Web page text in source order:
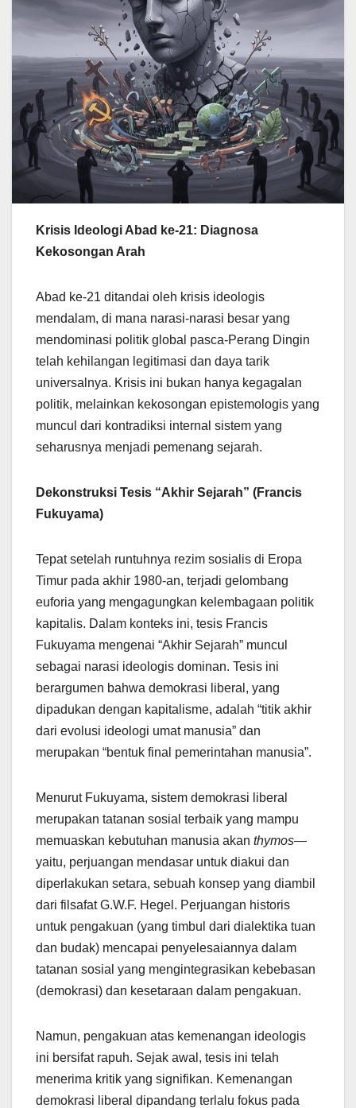
Krisis Ideologi Abad ke-21: Diagnosa
Kekosongan Arah
Abad ke-21 ditandai oleh krisis ideologis
mendalam, di mana narasi-narasi besar yang
mendominasi politik global pasca-Perang Dingin
telah kehilangan legitimasi dan daya tarik
universalnya. Krisis ini bukan hanya kegagalan
politik, melainkan kekosongan epistemologis yang
muncul dari kontradiksi internal sistem yang
seharusnya menjadi pemenang sejarah.
Dekonstruksi Tesis “Akhir Sejarah” (Francis
Fukuyama)
Tepat setelah runtuhnya rezim sosialis di Eropa
Timur pada akhir 1980-an, terjadi gelombang
euforia yang mengagungkan kelembagaan politik
kapitalis. Dalam konteks ini, tesis Francis
Fukuyama mengenai “Akhir Sejarah” muncul
sebagai narasi ideologis dominan. Tesis ini
berargumen bahwa demokrasi liberal, yang
dipadukan dengan kapitalisme, adalah “titik akhir
dari evolusi ideologi umat manusia” dan
merupakan “bentuk final pemerintahan manusia”.
Menurut Fukuyama, sistem demokrasi liberal
merupakan tatanan sosial terbaik yang mampu
memuaskan kebutuhan manusia akan thymos—
yaitu, perjuangan mendasar untuk diakui dan
diperlakukan setara, sebuah konsep yang diambil
dari filsafat G.W.F. Hegel. Perjuangan historis
untuk pengakuan (yang timbul dari dialektika tuan
dan budak) mencapai penyelesaiannya dalam
tatanan sosial yang mengintegrasikan kebebasan
(demokrasi) dan kesetaraan dalam pengakuan.
Namun, pengakuan atas kemenangan ideologis
ini bersifat rapuh. Sejak awal, tesis ini telah
menerima kritik yang signifikan. Kemenangan
demokrasi liberal dipandang terlalu fokus pada